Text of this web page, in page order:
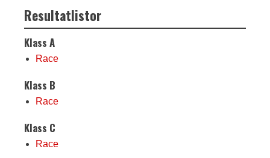
Resultatlistor
Klass A
Race
Klass B
Race
Klass C
Race